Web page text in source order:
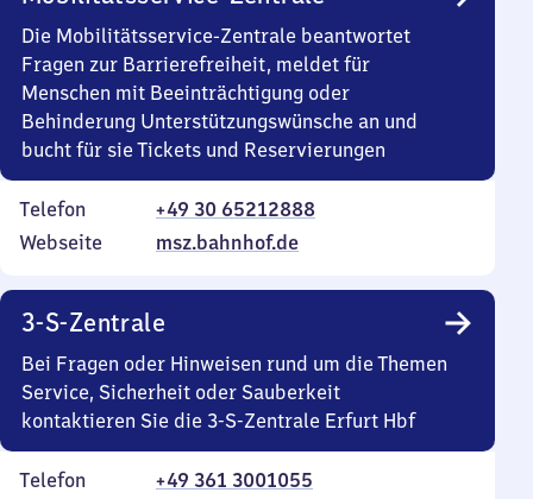
Die Mobilitätsservice-Zentrale beantwortet
Fragen zur Barrierefreiheit, meldet für
Menschen mit Beeinträchtigung oder
Behinderung Unterstützungswünsche an und
bucht für sie Tickets und Reservierungen
Telefon
+49 30 65212888
Webseite
msz.bahnhof.de
3-S-Zentrale
Bei Fragen oder Hinweisen rund um die Themen
Service, Sicherheit oder Sauberkeit
kontaktieren Sie die 3-S-Zentrale Erfurt Hbf
Telefon
+49 361 3001055